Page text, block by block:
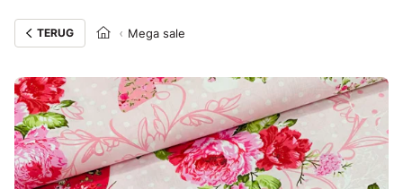
TERUG Mega sale